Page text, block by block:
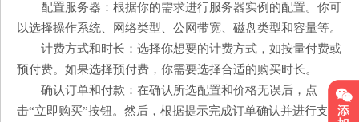
配置服务器：根据你的需求进行服务器实例的配置。你可
以选择操作系统、网络类型、公网带宽、磁盘类型和容量等。
计费方式和时长：选择你想要的计费方式，如按量付费或
预付费。如果选择预付费，你需要选择合适的购买时长。
确认订单和付款：在确认所选配置和价格无误后，点
击“立即购买”按钮。然后，根据提示完成订单确认并进行支